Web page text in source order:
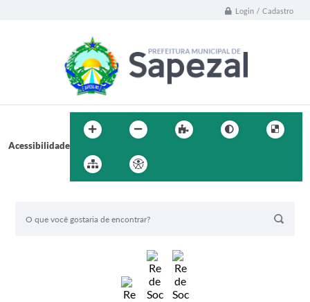
Login / Cadastro
Acessibilidade